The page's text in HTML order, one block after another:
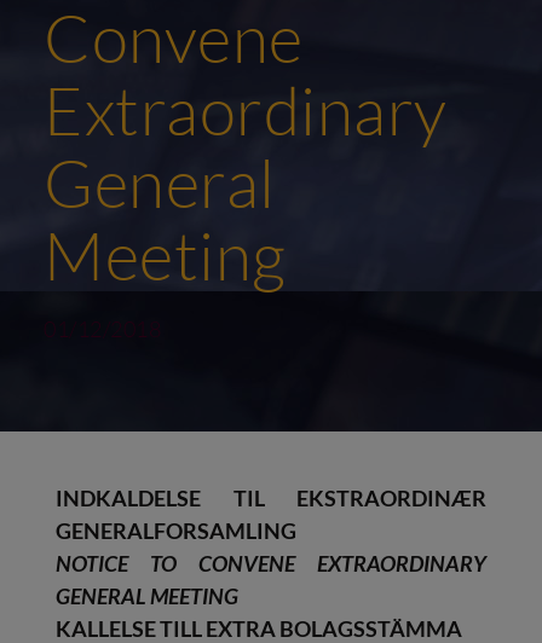
Convene
Extraordinary
General
Meeting
01/12/2018
INDKALDELSE TIL EKSTRAORDINÆR
GENERALFORSAMLING
NOTICE TO CONVENE EXTRAORDINARY
GENERAL MEETING
KALLELSE TILL EXTRA BOLAGSSTÄMMA